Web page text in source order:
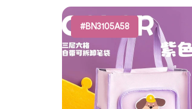
#BN3105A58